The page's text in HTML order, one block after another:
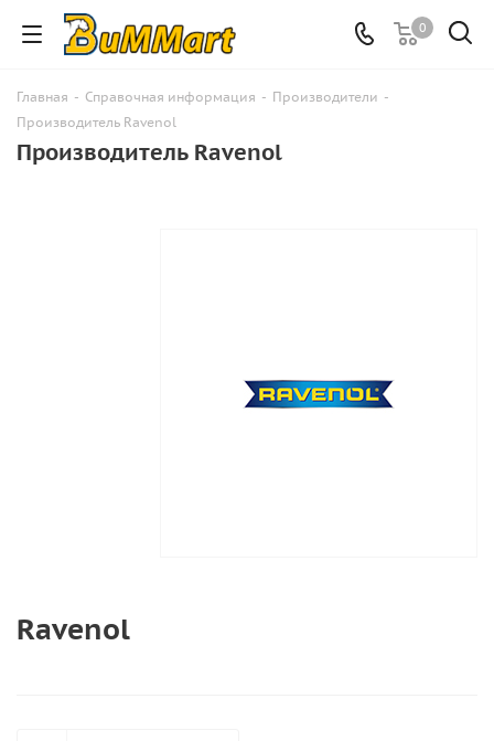
0
Главная - Справочная информация - Производители -
Производитель Ravenol
Производитель Ravenol
Ravenol